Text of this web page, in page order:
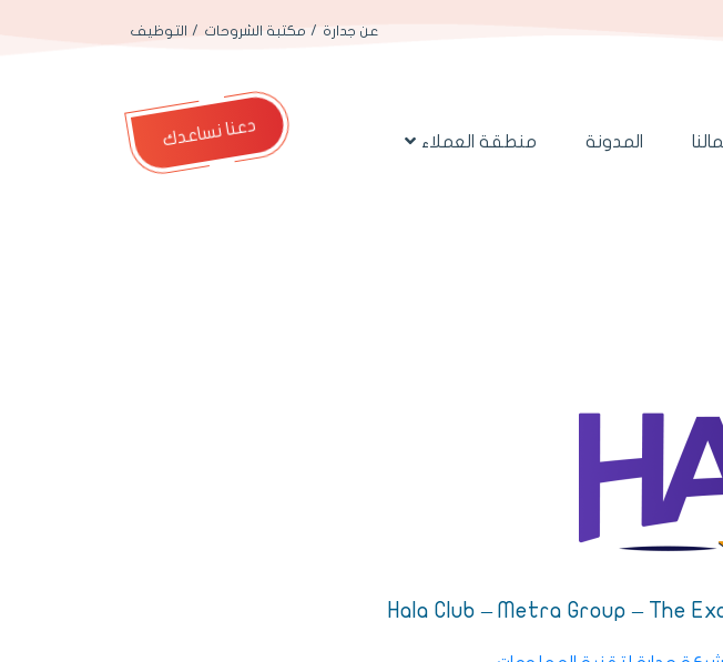
عن جدارة مكتبة الشروحات التوظيف
المدونة منطقة العملاء دعنا نساعدك
Hala Club – Metra Group – The